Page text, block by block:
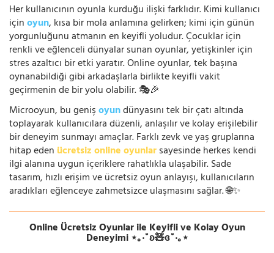
Her kullanıcının oyunla kurduğu ilişki farklıdır. Kimi kullanıcı
içinoyun, kısa bir mola anlamına gelirken; kimi için günün
yorgunluğunu atmanın en keyifli yoludur. Çocuklar için
renkli ve eğlenceli dünyalar sunan oyunlar, yetişkinler için
stres azaltıcı bir etki yaratır. Online oyunlar, tek başına
oynanabildiği gibi arkadaşlarla birlikte keyifli vakit
geçirmenin de bir yolu olabilir. 🎭🎉
Microoyun, bu genişoyundünyasını tek bir çatı altında
toplayarak kullanıcılara düzenli, anlaşılır ve kolay erişilebilir
bir deneyim sunmayı amaçlar. Farklı zevk ve yaş gruplarına
hitap eden ücretsiz online oyunlarsayesinde herkes kendi
ilgi alanına uygun içeriklere rahatlıkla ulaşabilir. Sade
tasarım, hızlı erişim ve ücretsiz oyun anlayışı, kullanıcıların
aradıkları eğlenceye zahmetsizce ulaşmasını sağlar. 🌐✨
Online Ücretsiz Oyunlar ile Keyifli ve Kolay Oyun
Deneyimi ⋆｡‧˚ʚ🧸ɞ˚‧｡⋆